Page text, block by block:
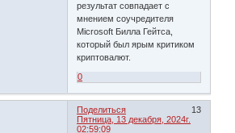
результат совпадает с
мнением соучредителя
Microsoft Билла Гейтса,
который был ярым критиком
криптовалют.
0
Поделиться
13
Пятница, 13 декабря, 2024г.
02:59:09